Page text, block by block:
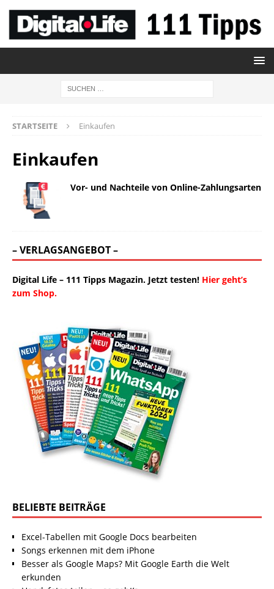
STARTSEITE Einkaufen
Einkaufen
Vor- und Nachteile von Online-Zahlungsarten
– VERLAGSANGEBOT –
Digital Life – 111 Tipps Magazin. Jetzt testen! Hier geht’s
zum Shop.
BELIEBTE BEITRÄGE
Excel-Tabellen mit Google Docs bearbeiten
Songs erkennen mit dem iPhone
Besser als Google Maps? Mit Google Earth die Welt
erkunden